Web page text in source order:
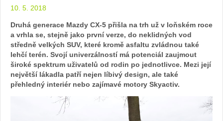
10. 5. 2018
Druhá generace Mazdy CX-5 přišla na trh už v loňském roce
a vrhla se, stejně jako první verze, do neklidných vod
středně velkých SUV, které kromě asfaltu zvládnou také
lehčí terén. Svojí univerzálností má potenciál zaujmout
široké spektrum uživatelů od rodin po jednotlivce. Mezi její
největší lákadla patří nejen líbivý design, ale také
přehledný interiér nebo zajímavé motory Skyactiv.